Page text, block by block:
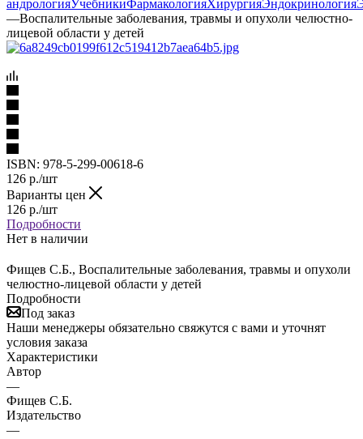
андрологияУчебникиФармакологияХирургияЭндокринология
—Воспалительные заболевания, травмы и опухоли челюстно-
лицевой области у детей
ISBN: 978-5-299-00618-6
126 р./шт
Варианты цен
126 р./шт
Подробности
Нет в наличии
Фищев С.Б., Воспалительные заболевания, травмы и опухоли
челюстно-лицевой области у детей
Подробности
Под заказ
Наши менеджеры обязательно свяжутся с вами и уточнят
условия заказа
Характеристики
Автор
—
Фищев С.Б.
Издательство
—